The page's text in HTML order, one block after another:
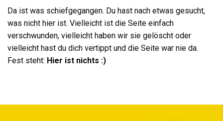
Da ist was schiefgegangen. Du hast nach etwas gesucht,
was nicht hier ist. Vielleicht ist die Seite einfach
verschwunden, vielleicht haben wir sie gelöscht oder
vielleicht hast du dich vertippt und die Seite war nie da.
Fest steht: Hier ist nichts :)